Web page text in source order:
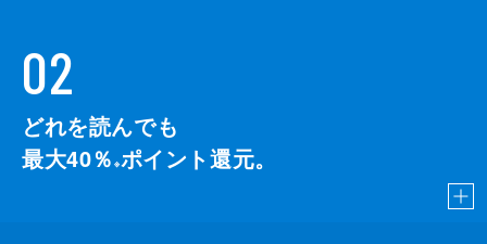
02
どれを読んでも
最大40％ ※ポイント還元。